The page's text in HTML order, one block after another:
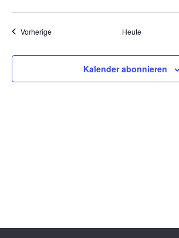
VorherigeVeranstaltungen Heute
Kalender abonnieren